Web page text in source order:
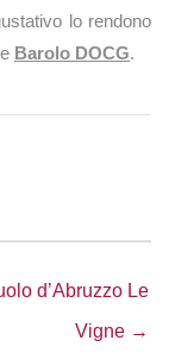
lo rendono
Barolo DOCG.
d’Abruzzo Le
Vigne →